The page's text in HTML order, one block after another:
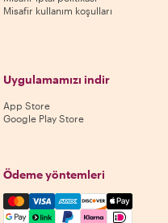
Misafir kullanım koşulları
Uygulamamızı indir
App Store
Google Play Store
Ödeme yöntemleri
Mastercard, Visa, Amex,